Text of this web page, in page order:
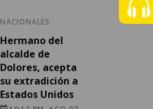
NACIONALES
Hermano del
alcalde de
Dolores, acepta
su extradición a
Estados Unidos